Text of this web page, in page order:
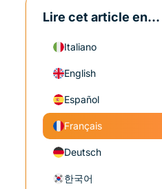
Lire cet article en...
Italiano
English
Español
Français
Deutsch
한국어